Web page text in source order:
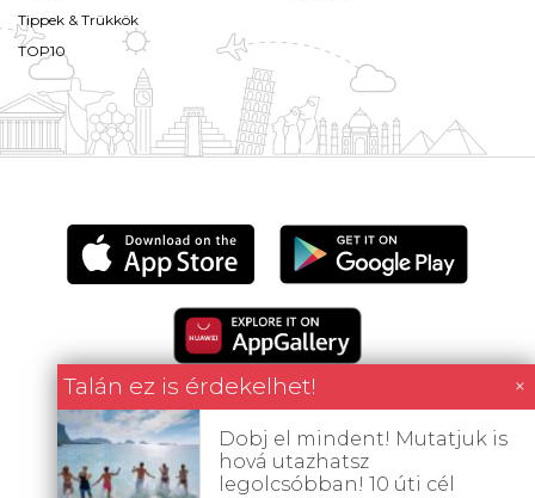
Talán ez is érdekelhet! ×
Dobj el mindent! Mutatjuk is
hová utazhatsz
legolcsóbban! 10 úti cél
Tippek & Trükkök
TOP10
Minden tartalom jogvédett © 2026 Utazómajom.